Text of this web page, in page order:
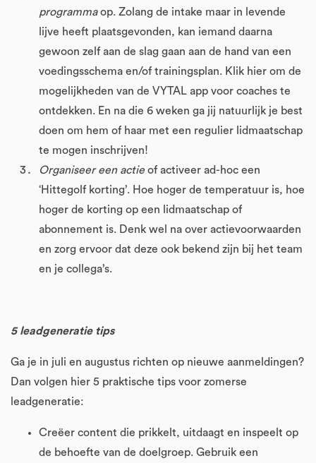
programmaop. Zolang de intake maar in levende
lijve heeft plaatsgevonden, kan iemand daarna
gewoon zelf aan de slag gaan aan de hand van een
voedingsschema en/of trainingsplan. Klik hier om de
mogelijkheden van de VYTAL app voor coaches te
ontdekken. En na die 6 weken ga jij natuurlijk je best
doen om hem of haar met een regulier lidmaatschap
te mogen inschrijven!
Organiseer een actieof activeer ad-hoc een
‘Hittegolf korting’. Hoe hoger de temperatuur is, hoe
hoger de korting op een lidmaatschap of
abonnement is. Denk wel na over actievoorwaarden
en zorg ervoor dat deze ook bekend zijn bij het team
en je collega’s.
5 leadgeneratie tips
Ga je in juli en augustus richten op nieuwe aanmeldingen?
Dan volgen hier 5 praktische tips voor zomerse
leadgeneratie:
Creëer content die prikkelt, uitdaagt en inspeelt op
de behoefte van de doelgroep. Gebruik een